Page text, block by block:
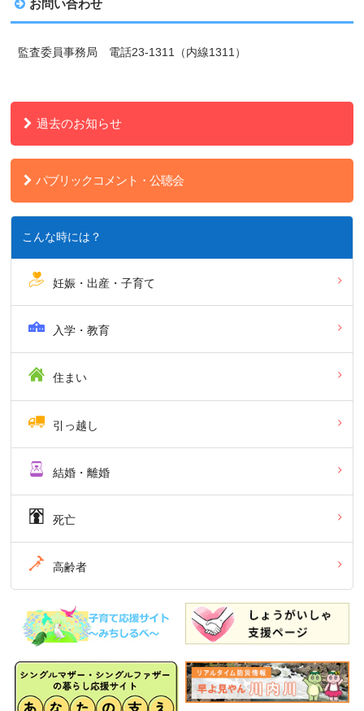
お問い合わせ
監査委員事務局 電話23-1311（内線1311）
過去のお知らせ
パブリックコメント・公聴会
こんな時には？
妊娠・出産・子育て
入学・教育
住まい
引っ越し
結婚・離婚
死亡
高齢者